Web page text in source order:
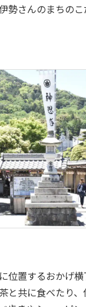
勢さんのまちの
位置するおかげ
と共に食べたり